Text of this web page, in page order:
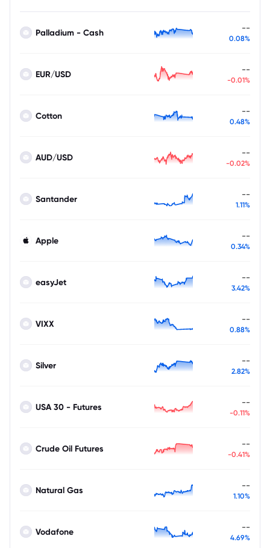
Palladium - Cash --
0.08%
EUR/USD --
-0.01%
Cotton --
0.48%
AUD/USD --
-0.02%
Santander --
1.11%
Apple --
0.34%
easyJet --
3.42%
VIXX --
0.88%
Silver --
2.82%
USA 30 - Futures --
-0.11%
Crude Oil Futures --
-0.41%
Natural Gas --
1.10%
Vodafone --
4.69%